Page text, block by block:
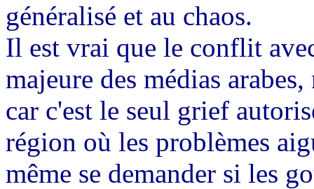
généralisé et au chaos.
Il est vrai que le conflit
majeure des médias
car c'est le seul grief
région où les problèmes
même se demander si les